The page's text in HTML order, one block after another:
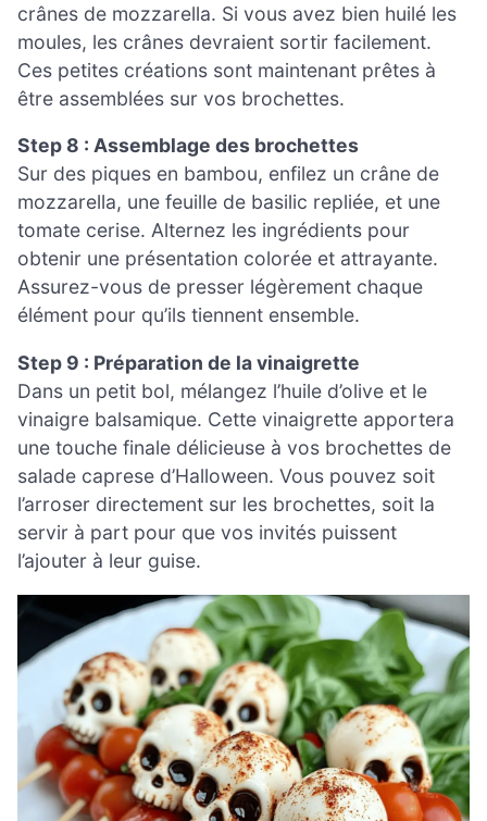
crânes de mozzarella. Si vous avez bien huilé les
moules, les crânes devraient sortir facilement.
Ces petites créations sont maintenant prêtes à
être assemblées sur vos brochettes.
Step 8 : Assemblage des brochettes
Sur des piques en bambou, enfilez un crâne de
mozzarella, une feuille de basilic repliée, et une
tomate cerise. Alternez les ingrédients pour
obtenir une présentation colorée et attrayante.
Assurez-vous de presser légèrement chaque
élément pour qu’ils tiennent ensemble.
Step 9 : Préparation de la vinaigrette
Dans un petit bol, mélangez l’huile d’olive et le
vinaigre balsamique. Cette vinaigrette apportera
une touche finale délicieuse à vos brochettes de
salade caprese d’Halloween. Vous pouvez soit
l’arroser directement sur les brochettes, soit la
servir à part pour que vos invités puissent
l’ajouter à leur guise.